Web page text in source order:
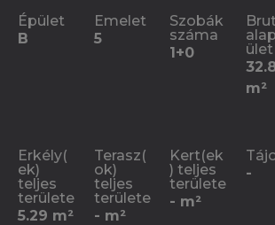
Épület
B
Emelet
5
Szobák
száma
1+0
ület
m²
Erkély(
ek)
teljes
területe
5.29 m²
Terasz(
ok)
teljes
területe
- m²
Kert(ek
) teljes
területe
- m²
-